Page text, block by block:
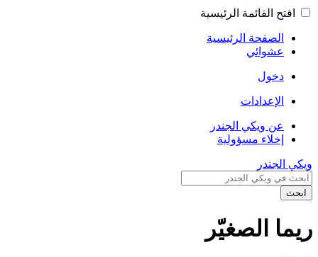
افتح القائمة الرئيسية
الصفحة الرئيسية
عشوائي
دخول
الإعدادات
عن ويكي الجندر
إخلاء مسؤولية
ويكي الجندر
ابحث
ريما الصغيّر